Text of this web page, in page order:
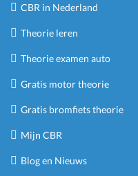
CBR in Nederland
Theorie leren
Theorie examen auto
Gratis motor theorie
Gratis bromfiets theorie
Mijn CBR
Blog en Nieuws